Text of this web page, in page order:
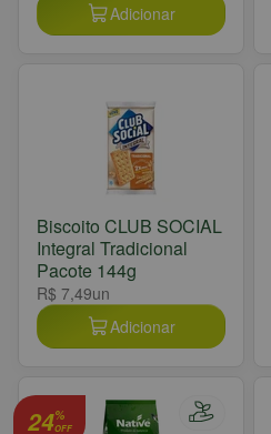
Adicionar
Biscoito CLUB SOCIAL
Integral Tradicional
Pacote 144g
R$ 7,49un
Adicionar
24%
OFF